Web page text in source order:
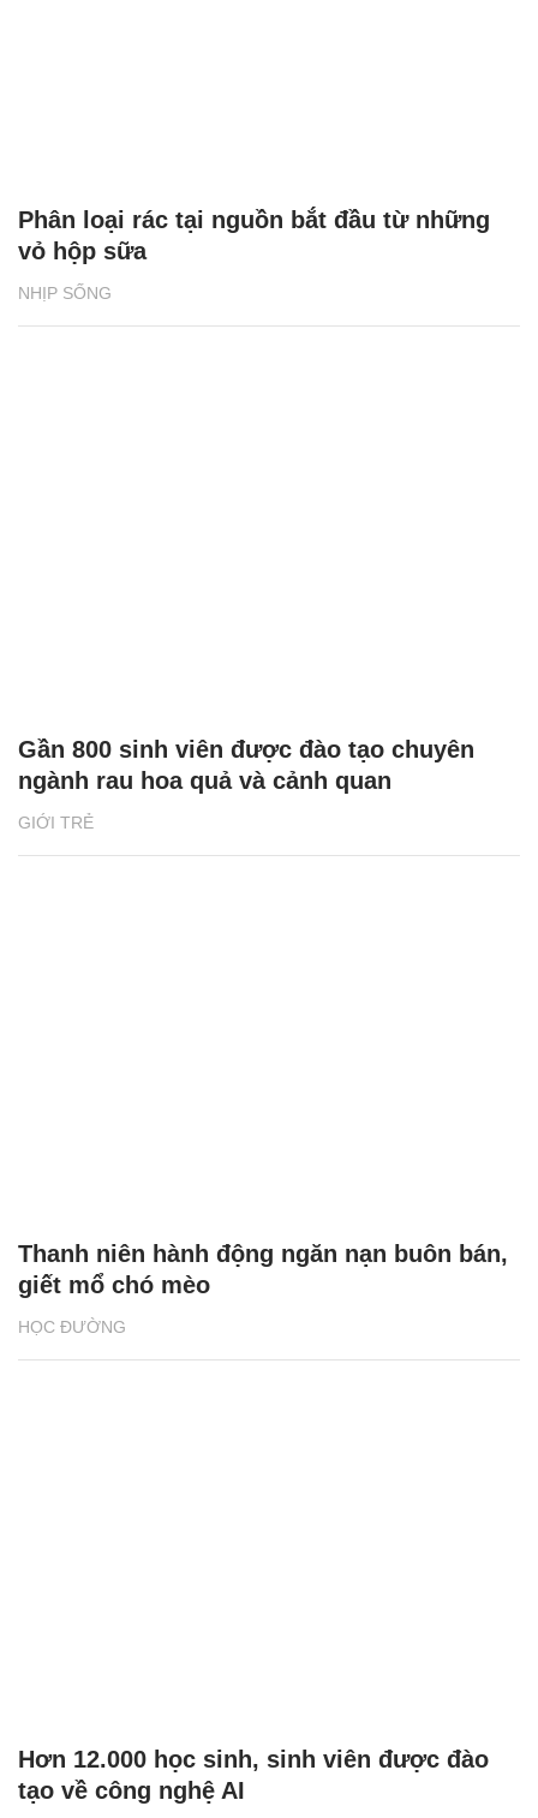
NHỊP SỐNG
Phân loại rác tại nguồn bắt đầu từ những
vỏ hộp sữa
GIỚI TRẺ
Gần 800 sinh viên được đào tạo chuyên
ngành rau hoa quả và cảnh quan
HỌC ĐƯỜNG
Thanh niên hành động ngăn nạn buôn bán,
giết mổ chó mèo
Hơn 12.000 học sinh, sinh viên được đào
tạo về công nghệ AI